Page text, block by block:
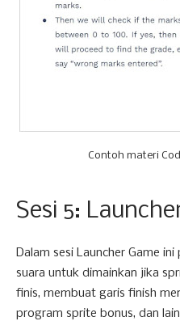
Contoh materi
Sesi 5:
Dalam sesi Launcher Game
suara untuk dimainkan jika
finis, membuat garis finish
program sprite bonus, dan